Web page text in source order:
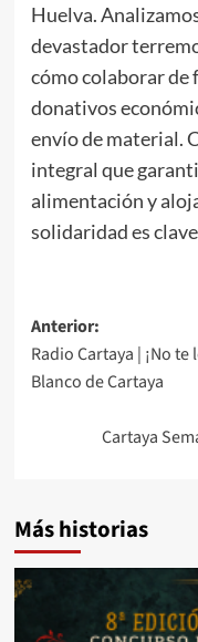
Huelva.
devastador
cómo colaborar de
donativos
envío de material.
integral que
alimentación y
solidaridad es
Anterior:
Radio Cartaya | ¡No
Blanco de Cartaya
Cartaya
Más historias